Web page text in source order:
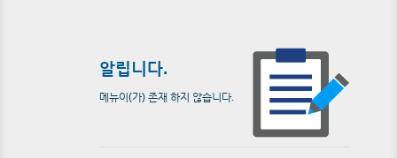
알립니다.
메뉴이(가) 존재 하지 않습니다.